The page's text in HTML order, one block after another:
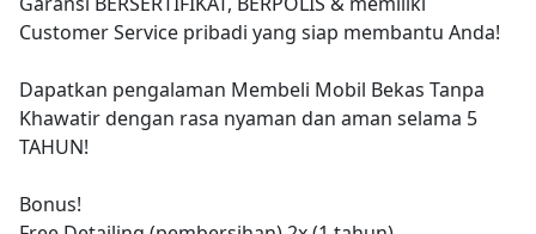
Customer Service pribadi yang siap membantu Anda!
Dapatkan pengalaman Membeli Mobil Bekas Tanpa
Khawatir dengan rasa nyaman dan aman selama 5
TAHUN!
Bonus!